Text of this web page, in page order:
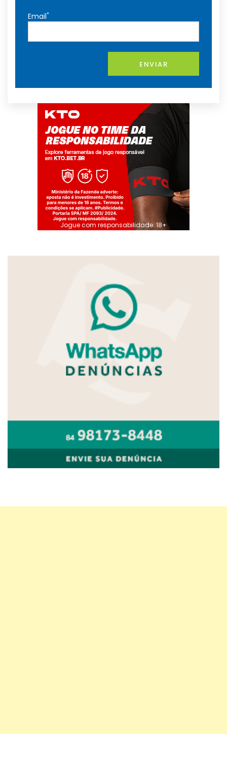
Email*
ENVIAR
Jogue com responsabilidade. 18+